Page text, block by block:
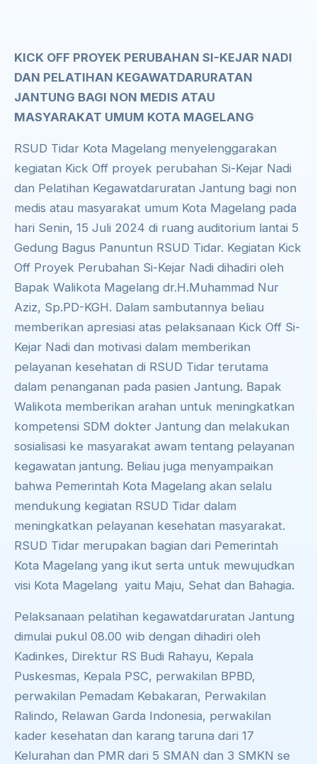
KICK OFF PROYEK PERUBAHAN SI-KEJAR NADI
DAN PELATIHAN KEGAWATDARURATAN
JANTUNG BAGI NON MEDIS ATAU
MASYARAKAT UMUM KOTA MAGELANG
RSUD Tidar Kota Magelang menyelenggarakan
kegiatan Kick Off proyek perubahan Si-Kejar Nadi
dan Pelatihan Kegawatdaruratan Jantung bagi non
medis atau masyarakat umum Kota Magelang pada
hari Senin, 15 Juli 2024 di ruang auditorium lantai 5
Gedung Bagus Panuntun RSUD Tidar. Kegiatan Kick
Off Proyek Perubahan Si-Kejar Nadi dihadiri oleh
Bapak Walikota Magelang dr.H.Muhammad Nur
Aziz, Sp.PD-KGH. Dalam sambutannya beliau
memberikan apresiasi atas pelaksanaan Kick Off Si-
Kejar Nadi dan motivasi dalam memberikan
pelayanan kesehatan di RSUD Tidar terutama
dalam penanganan pada pasien Jantung. Bapak
Walikota memberikan arahan untuk meningkatkan
kompetensi SDM dokter Jantung dan melakukan
sosialisasi ke masyarakat awam tentang pelayanan
kegawatan jantung. Beliau juga menyampaikan
bahwa Pemerintah Kota Magelang akan selalu
mendukung kegiatan RSUD Tidar dalam
meningkatkan pelayanan kesehatan masyarakat.
RSUD Tidar merupakan bagian dari Pemerintah
Kota Magelang yang ikut serta untuk mewujudkan
visi Kota Magelang yaitu Maju, Sehat dan Bahagia.
Pelaksanaan pelatihan kegawatdaruratan Jantung
dimulai pukul 08.00 wib dengan dihadiri oleh
Kadinkes, Direktur RS Budi Rahayu, Kepala
Puskesmas, Kepala PSC, perwakilan BPBD,
perwakilan Pemadam Kebakaran, Perwakilan
Ralindo, Relawan Garda Indonesia, perwakilan
kader kesehatan dan karang taruna dari 17
Kelurahan dan PMR dari 5 SMAN dan 3 SMKN se